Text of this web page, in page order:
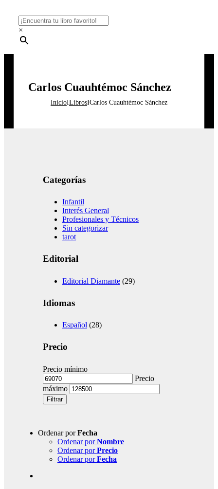
×
Carlos Cuauhtémoc Sánchez
InicioILibrosICarlos Cuauhtémoc Sánchez
Categorías
Infantil
Interés General
Profesionales y Técnicos
Sin categorizar
tarot
Editorial
Editorial Diamante (29)
Idiomas
Español (28)
Precio
Precio mínimo
Precio
máximo
Filtrar
Ordenar porFecha
Ordenar porNombre
Ordenar porPrecio
Ordenar porFecha